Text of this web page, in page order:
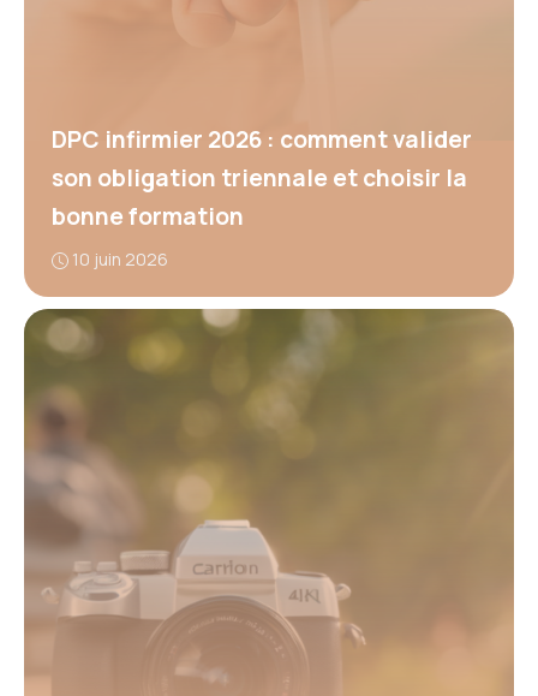
DPC infirmier 2026 : comment valider
son obligation triennale et choisir la
bonne formation
10 juin 2026